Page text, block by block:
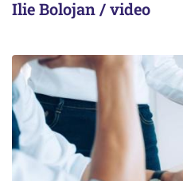
Ilie Bolojan / video